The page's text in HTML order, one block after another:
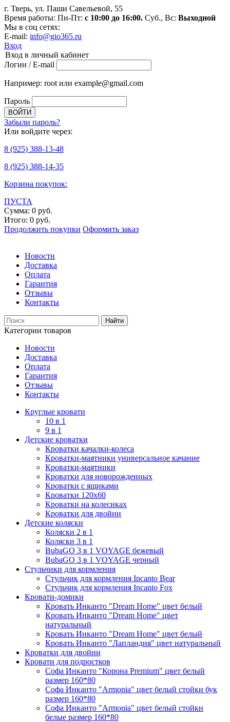
г. Тверь, ул. Паши Савельевой, 55
Время работы: Пн-Пт: с 10:00 до 16:00. Суб., Вс: Выходной
Мы в соц сетях:
E-mail: info@gio365.ru
Вход
Вход в личный кабинет
Логин / E-mail
Например: root или example@gmail.com
Пароль
Забыли пароль?
Или войдите через:
8 (925) 388-13-48
8 (925) 388-14-35
Корзина покупок:
ПУСТА
Сумма: 0 руб.
Итого: 0 руб.
Продолжить покупки Оформить заказ
Новости
Доставка
Оплата
Гарантия
Отзывы
Контакты
Категории товаров
Новости
Доставка
Оплата
Гарантия
Отзывы
Контакты
Круглые кровати
10 в 1
9 в 1
Детские кроватки
Кроватки качалки-колеса
Кроватки-маятники универсальное качание
Кроватки-маятники
Кроватки для новорожденных
Кроватки с ящиками
Кроватки 120х60
Кроватки на колесиках
Кроватки для двойни
Детские коляски
Коляски 2 в 1
Коляски 3 в 1
BubaGO 3 в 1 VOYAGE бежевый
BubaGO 3 в 1 VOYAGE черный
Стульчики для кормления
Стульчик для кормления Incanto Bear
Стульчик для кормления Incanto Fox
Кровати-домики
Кровать Инканто "Dream Home" цвет белый
Кровать Инканто "Dream Home" цвет
натуральный
Кровать Инканто "Dream Home" цвет белый
Кровать Инканто "Лапландия" цвет натуральный
Кроватки для двойни
Кровати для подростков
Софа Инканто "Корона Premium" цвет белый
размер 160*80
Софа Инканто "Armonia" цвет белый стойки бук
размер 160*80
Софа Инканто "Armonia" цвет белый стойки
белые размер 160*80